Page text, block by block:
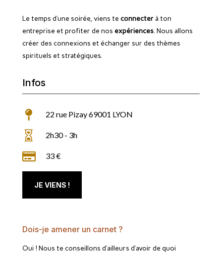
Le temps d’une soirée, viens te connecterà ton
entreprise et profiter de nos expériences. Nous allons
créer des connexions et échanger sur des thèmes
spirituels et stratégiques.
Infos
 22 rue Pizay 69001 LYON
 2h30 - 3h
 33 €
JE VIENS !
Dois-je amener un carnet ?
Oui ! Nous te conseillons d’ailleurs d’avoir de quoi